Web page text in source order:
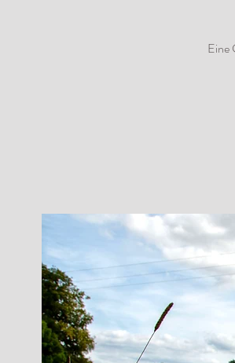
Eine